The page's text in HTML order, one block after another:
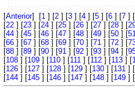
[Anterior] [1 ] [2 ] [3 ] [4 ] [5 ] [6 ] [7 ] [
[22 ] [23 ] [24 ] [25 ] [26 ] [27 ] [28 ] [
[44 ] [45 ] [46 ] [47 ] [48 ] [49 ] [50 ] [51
[66 ] [67 ] [68 ] [69 ] [70 ] [71 ] [72 ] [
[88 ] [89 ] [90 ] [91 ] [92 ] [93 ] [94 ] [
[108 ] [109 ] [110 ] [111 ] [112 ] [113 ] [
[126 ] [127 ] [128 ] [129 ] [130 ] [131 ] [
[144 ] [145 ] [146 ] [147 ] [148 ] [149 ] [